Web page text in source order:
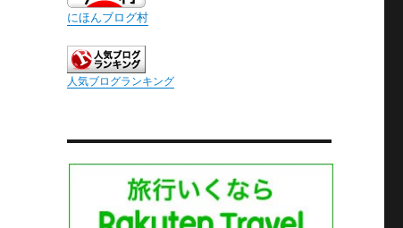
にほんブログ村
人気ブログランキング